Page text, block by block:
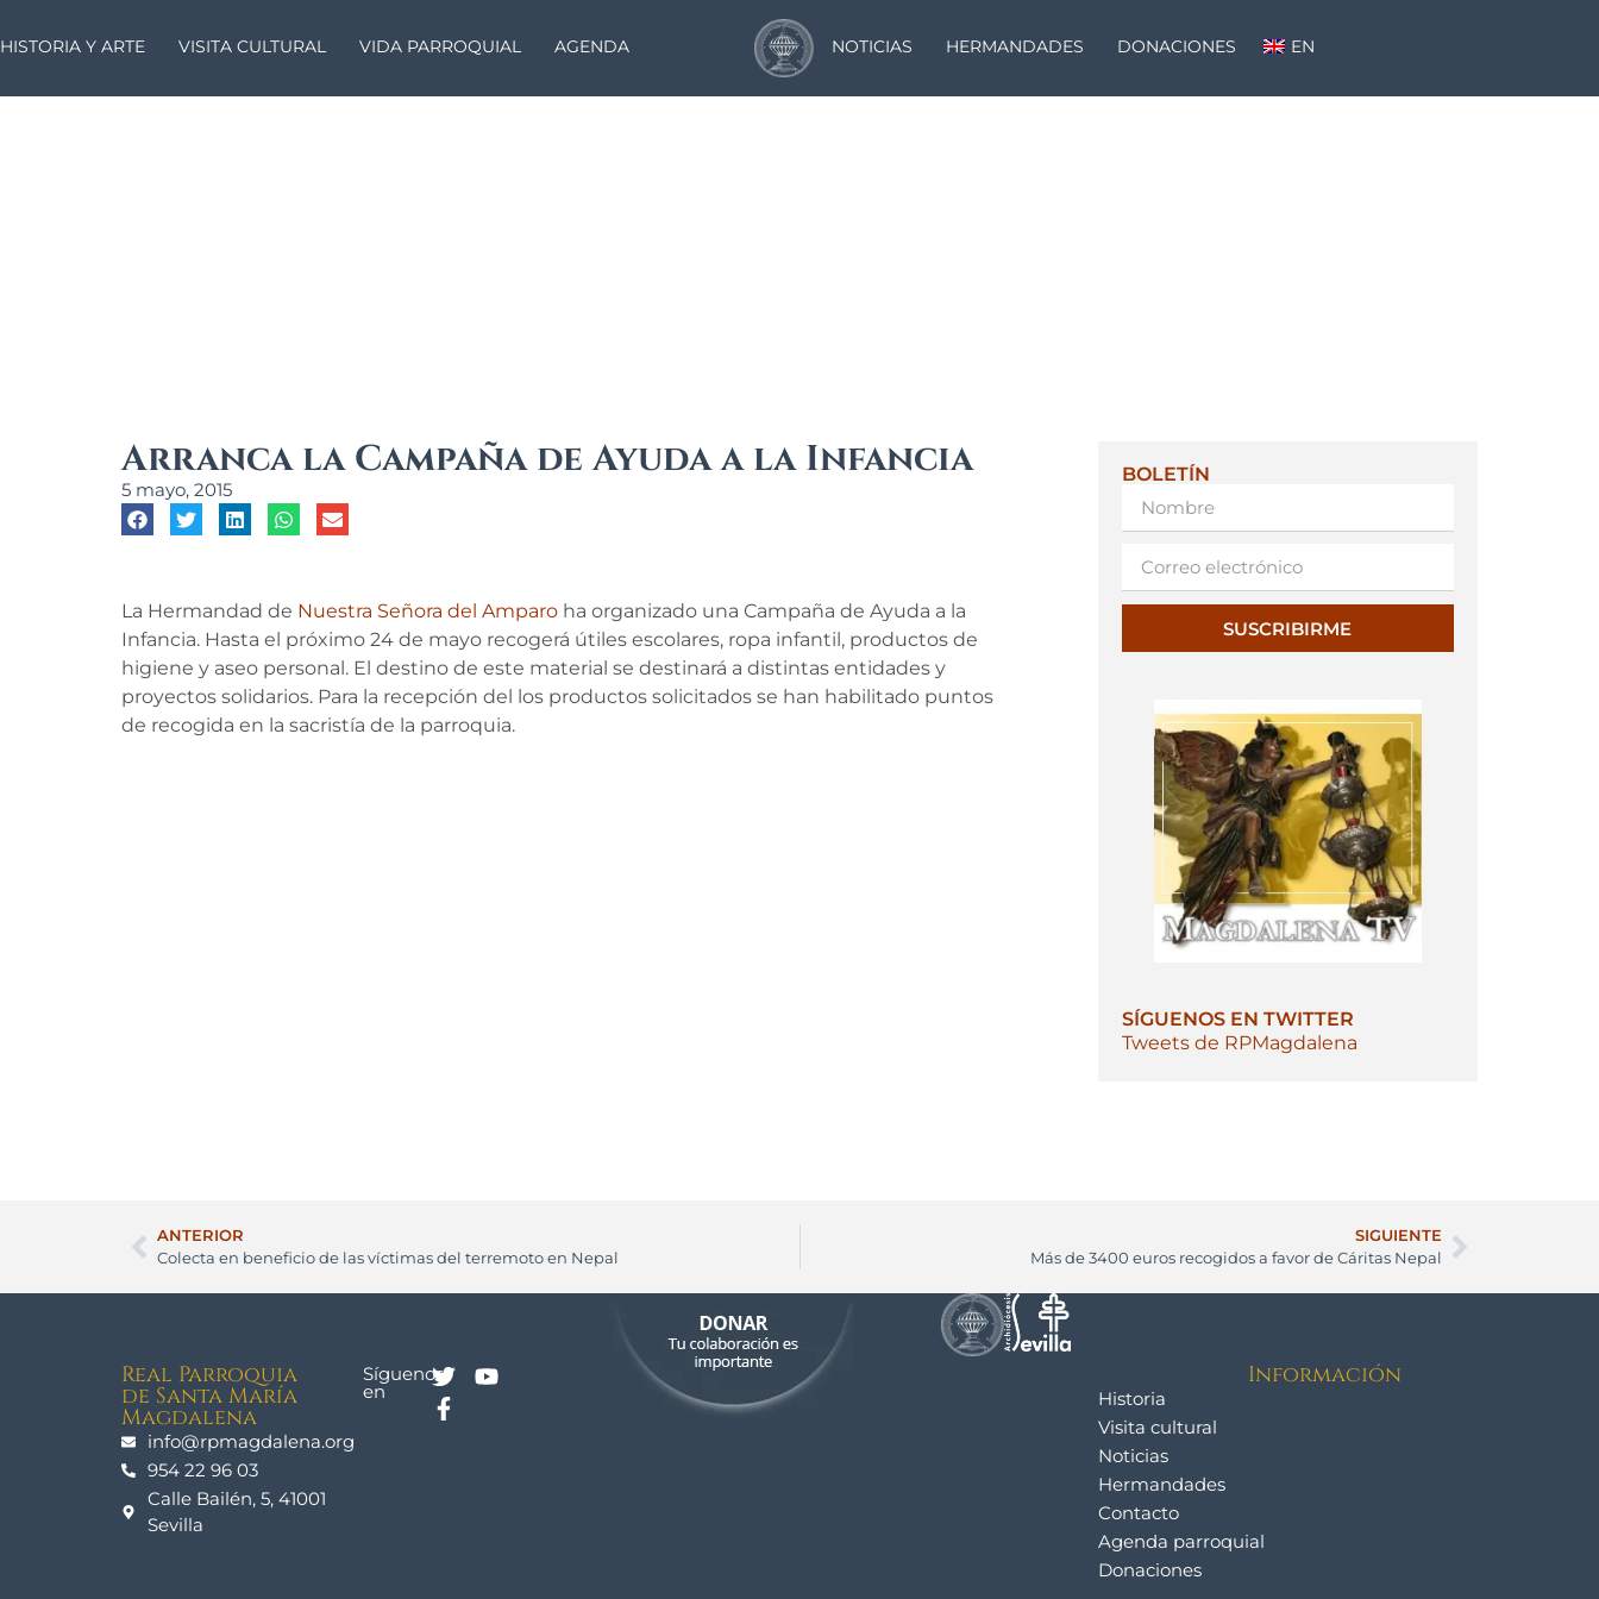
HISTORIA Y ARTE VISITA CULTURAL VIDA PARROQUIAL AGENDA NOTICIAS HERMANDADES DONACIONES EN
Arranca la Campaña de Ayuda a la Infancia
5 mayo, 2015
La Hermandad de Nuestra Señora del Amparo ha organizado una Campaña de Ayuda a la
Infancia. Hasta el próximo 24 de mayo recogerá útiles escolares, ropa infantil, productos de
higiene y aseo personal. El destino de este material se destinará a distintas entidades y
proyectos solidarios. Para la recepción del los productos solicitados se han habilitado puntos
de recogida en la sacristía de la parroquia.
BOLETÍN
SUSCRIBIRME
SÍGUENOS EN TWITTER
Tweets de RPMagdalena
ANTERIOR
Colecta en beneficio de las víctimas del terremoto en Nepal
SIGUIENTE
Más de 3400 euros recogidos a favor de Cáritas Nepal
Real Parroquia
de Santa María
Magdalena
info@rpmagdalena.org
954 22 96 03
Calle Bailén, 5, 41001
Sevilla
Síguenos
en
Información
Historia
Visita cultural
Noticias
Hermandades
Contacto
Agenda parroquial
Donaciones